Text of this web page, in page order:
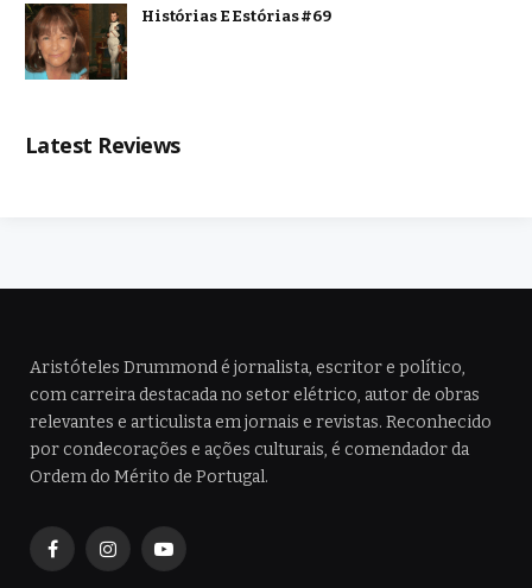
Histórias E Estórias #69
Latest Reviews
Aristóteles Drummond é jornalista, escritor e político,
com carreira destacada no setor elétrico, autor de obras
relevantes e articulista em jornais e revistas. Reconhecido
por condecorações e ações culturais, é comendador da
Ordem do Mérito de Portugal.
FacebookInstagramYouTube